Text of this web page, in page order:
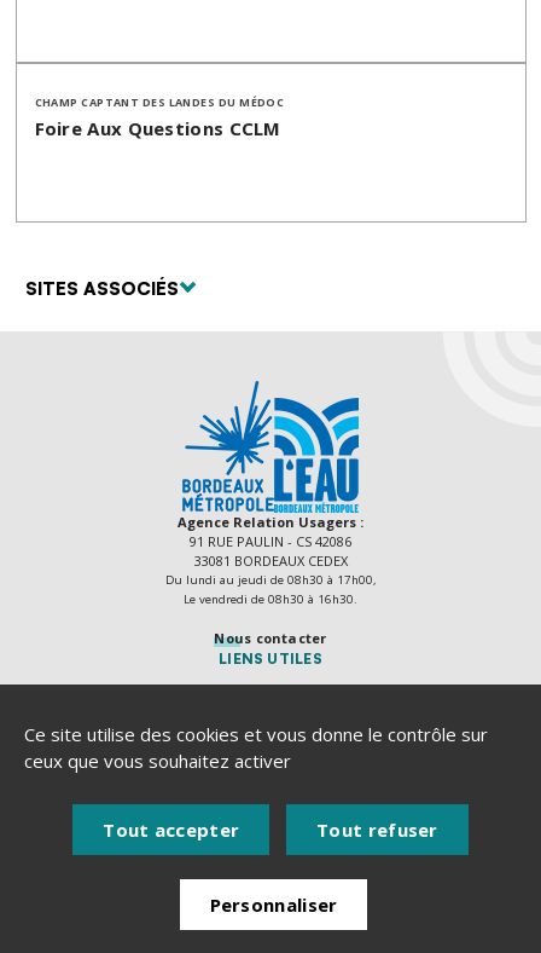
Foire Aux Questions CCLM
CHAMP CAPTANT DES LANDES DU MÉDOC
SITES ASSOCIÉS
Agence Relation Usagers :
91 RUE PAULIN - CS 42086
33081 BORDEAUX CEDEX
Du lundi au jeudi de 08h30 à 17h00,
Le vendredi de 08h30 à 16h30.
Nous contacter
LIENS UTILES
Délibérations
Recrutement
Accessibilité numérique
Politique de protection des données
Ce site utilise des cookies et vous donne le contrôle sur
ceux que vous souhaitez activer
Tout accepter Tout refuser
Personnaliser